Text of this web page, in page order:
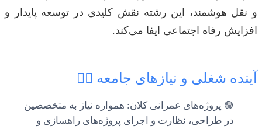
و نقل هوشمند، این رشته نقش کلیدی در توسعه پایدار و
افزایش رفاه اجتماعی ایفا می‌کند.
آینده شغلی و نیازهای جامعه 👷‍♂️
🟢 پروژه‌های عمرانی کلان: همواره نیاز به متخصصین
در طراحی، نظارت و اجرای پروژه‌های راهسازی و